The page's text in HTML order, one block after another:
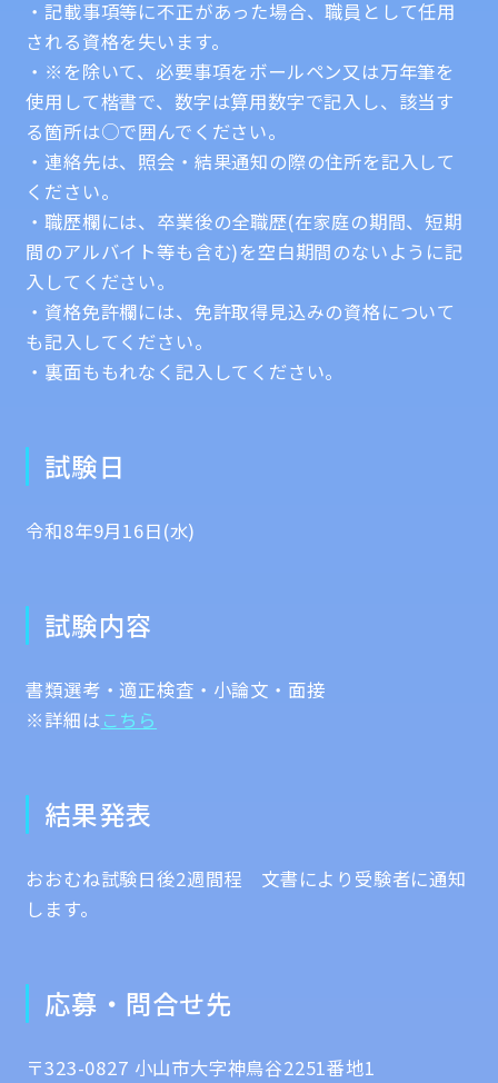
・記載事項等に不正があった場合、職員として任用
される資格を失います。
・※を除いて、必要事項をボールペン又は万年筆を
使用して楷書で、数字は算用数字で記入し、該当す
る箇所は○で囲んでください。
・連絡先は、照会・結果通知の際の住所を記入して
ください。
・職歴欄には、卒業後の全職歴(在家庭の期間、短期
間のアルバイト等も含む)を空白期間のないように記
入してください。
・資格免許欄には、免許取得見込みの資格について
も記入してください。
・裏面ももれなく記入してください。
試験日
令和8年9月16日(水)
試験内容
書類選考・適正検査・小論文・面接
※詳細はこちら
結果発表
おおむね試験日後2週間程 文書により受験者に通知
します。
応募・問合せ先
〒323-0827 小山市大字神鳥谷2251番地1